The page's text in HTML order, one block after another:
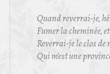
Quand reverrai-je,
Fumer la cheminée,
Reverrai-je le clos
Qui m'est une